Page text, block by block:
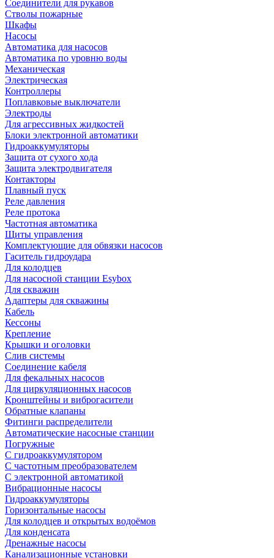
Соединители для рукавов
Стволы пожарные
Шкафы
Насосы
Автоматика для насосов
Автоматика по уровню воды
Механическая
Электрическая
Контроллеры
Поплавковые выключатели
Электроды
Для агрессивных жидкостей
Блоки электронной автоматики
Гидроаккумуляторы
Защита от сухого хода
Защита электродвигателя
Контакторы
Плавный пуск
Реле давления
Реле протока
Частотная автоматика
Щиты управления
Комплектующие для обвязки насосов
Гаситель гидроудара
Для колодцев
Для насосной станции Esybox
Для скважин
Адаптеры для скважины
Кабель
Кессоны
Крепление
Крышки и оголовки
Слив системы
Соединение кабеля
Для фекальных насосов
Для циркуляционных насосов
Кронштейны и виброгасители
Обратные клапаны
Фитинги распределители
Автоматические насосные станции
Погружные
С гидроаккумулятором
С частотным преобразователем
С электронной автоматикой
Вибрационные насосы
Гидроаккумуляторы
Горизонтальные насосы
Для колодцев и открытых водоёмов
Для конденсата
Дренажные насосы
Канализационные установки